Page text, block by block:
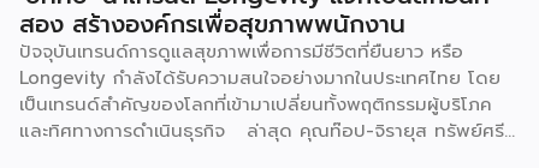
คลินิกต้องแก้ปัญหาทีละเรื่องด้วยตัวเอง ด้านความรู้และความ
เชี่ยวชาญ — Givora มีทีมฝึกอบรมบุคลากรให้ได้มาตรฐาน
เดียวกัน พร้อมควบคุมคุณภาพและมาตรฐานการบริการตลอด
กระบวนการ เพื่อให้คลินิกพันธมิตรมั่นใจได้ว่าบุคลากรพร้อมให้
บริการอย่างถูกต้องตั้งแต่วันแรก ด้านฐานลูกค้าและการตลาด
สอง สร้างองค์กรเพื่อสุขภาพพนักงาน
ปัจจุบันเทรนด์การดูแลสุขภาพเพื่อการมีชีวิตที่ยืนยาว หรือ
Longevity กำลังได้รับความสนใจอย่างมากในประเทศไทย โดย
เป็นเทรนด์สำคัญของโลกที่เข้ามาเปลี่ยนทั้งพฤติกรรมผู้บริโภค
และทิศทางการดำเนินธุรกิจ ล่าสุด คุณท๊อป-จิรายุส ทรัพย์ศรี